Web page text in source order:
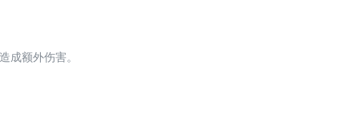
成额外伤害。